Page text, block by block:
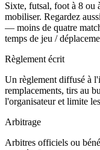
Sixte, futsal, foot à 8 ou
mobiliser. Regardez
— moins de quatre
temps de jeu /
Règlement écrit
Un règlement diffusé à
remplacements, tirs au
l'organisateur et limite
Arbitrage
Arbitres officiels ou